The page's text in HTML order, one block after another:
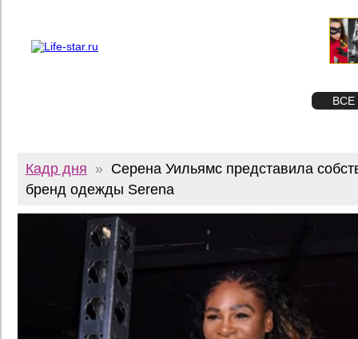
ВСЕ
Кадр дня » Серена Уильямс представила
бренд одежды Serena